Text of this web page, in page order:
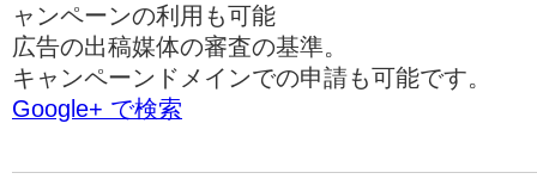
ャンペーンの利用も可能
広告の出稿媒体の審査の基準。
キャンペーンドメインでの申請も可能です。
Google+ で検索